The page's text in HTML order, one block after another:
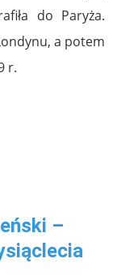
do Paryża.
a potem
r.
–